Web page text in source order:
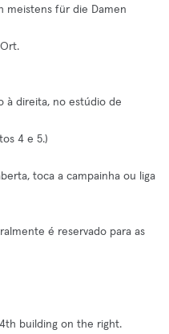
meistens für die Damen
à direita, no estúdio de
4 e 5.)
toca a campainha ou liga
é reservado para as
building on the right.